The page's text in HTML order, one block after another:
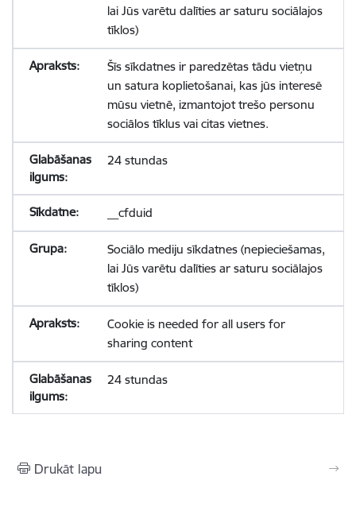
lai Jūs varētu dalīties ar saturu sociālajos
tīklos)
Šīs sīkdatnes ir paredzētas tādu vietņu
un satura koplietošanai, kas jūs interesē
mūsu vietnē, izmantojot trešo personu
sociālos tīklus vai citas vietnes.
24 stundas
__cfduid
Sociālo mediju sīkdatnes (nepieciešamas,
lai Jūs varētu dalīties ar saturu sociālajos
tīklos)
Cookie is needed for all users for
sharing content
24 stundas
Drukāt lapu